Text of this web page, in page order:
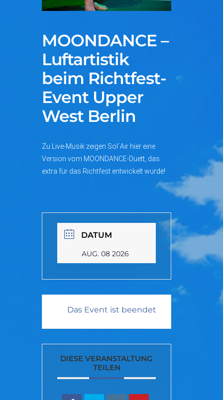
MOONDANCE –
Luftartistik
beim Richtfest-
Event Upper
West Berlin
Zu Live-Musik zeigen Sol´Air hier eine
Version vom MOONDANCE-Duett, das
extra für das Richtfest entwickelt wurde!
DATUM
AUG. 08 2026
Das Event ist beendet
DIESE VERANSTALTUNG
TEILEN